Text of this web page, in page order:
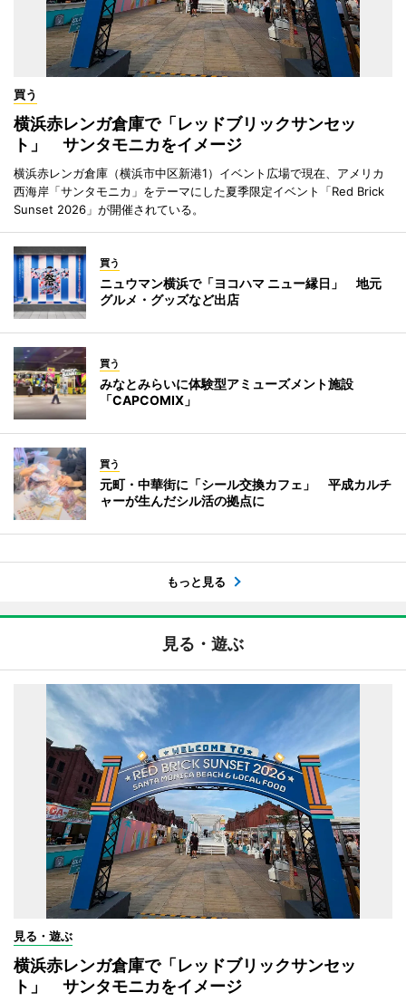
買う
横浜赤レンガ倉庫で「レッドブリックサンセッ
ト」 サンタモニカをイメージ
横浜赤レンガ倉庫（横浜市中区新港1）イベント広場で現在、アメリカ
西海岸「サンタモニカ」をテーマにした夏季限定イベント「Red Brick
Sunset 2026」が開催されている。
買う
ニュウマン横浜で「ヨコハマ ニュー縁日」 地元
グルメ・グッズなど出店
買う
みなとみらいに体験型アミューズメント施設
「CAPCOMIX」
買う
元町・中華街に「シール交換カフェ」 平成カルチ
ャーが生んだシル活の拠点に
もっと見る
見る・遊ぶ
見る・遊ぶ
横浜赤レンガ倉庫で「レッドブリックサンセッ
ト」 サンタモニカをイメージ